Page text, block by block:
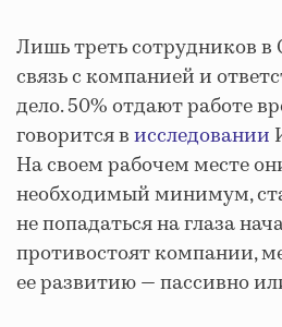
Лишь треть сотрудников
связь с компанией и
дело. 50% отдают работе
говорится висследовании
На своем рабочем месте
необходимый минимум,
не попадаться на глаза
противостоят компании,
ее развитию — пассивно